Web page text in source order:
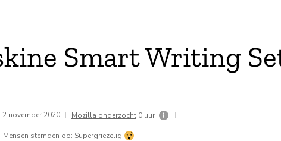
Smart Writing
november 2020 | Mozilla onderzocht 0 uur |
Mensen stemden op: Supergriezelig